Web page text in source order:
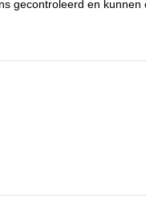
gecontroleerd en kunnen